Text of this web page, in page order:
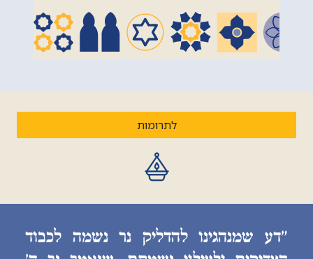
לתרומות
״דע שמנהגינו להדליק נר נשמה לכבוד